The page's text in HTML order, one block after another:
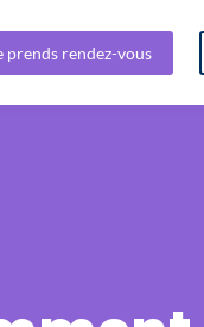
prends rendez-vous